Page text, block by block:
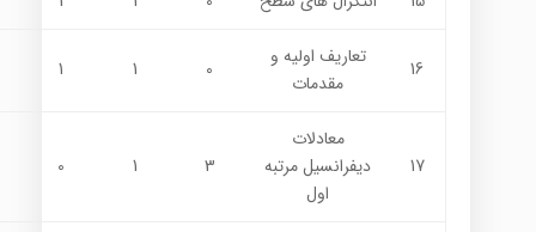
16
تعاريف اوليه و
مقدمات
0
1
1
17
معادلات
ديفرانسيل مرتبه
اول
3
1
0